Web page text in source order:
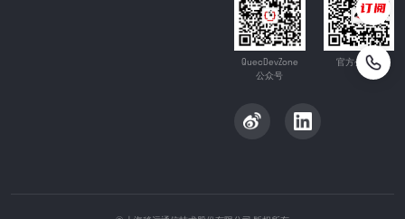
QuecDevZone
公众号
官方公众号